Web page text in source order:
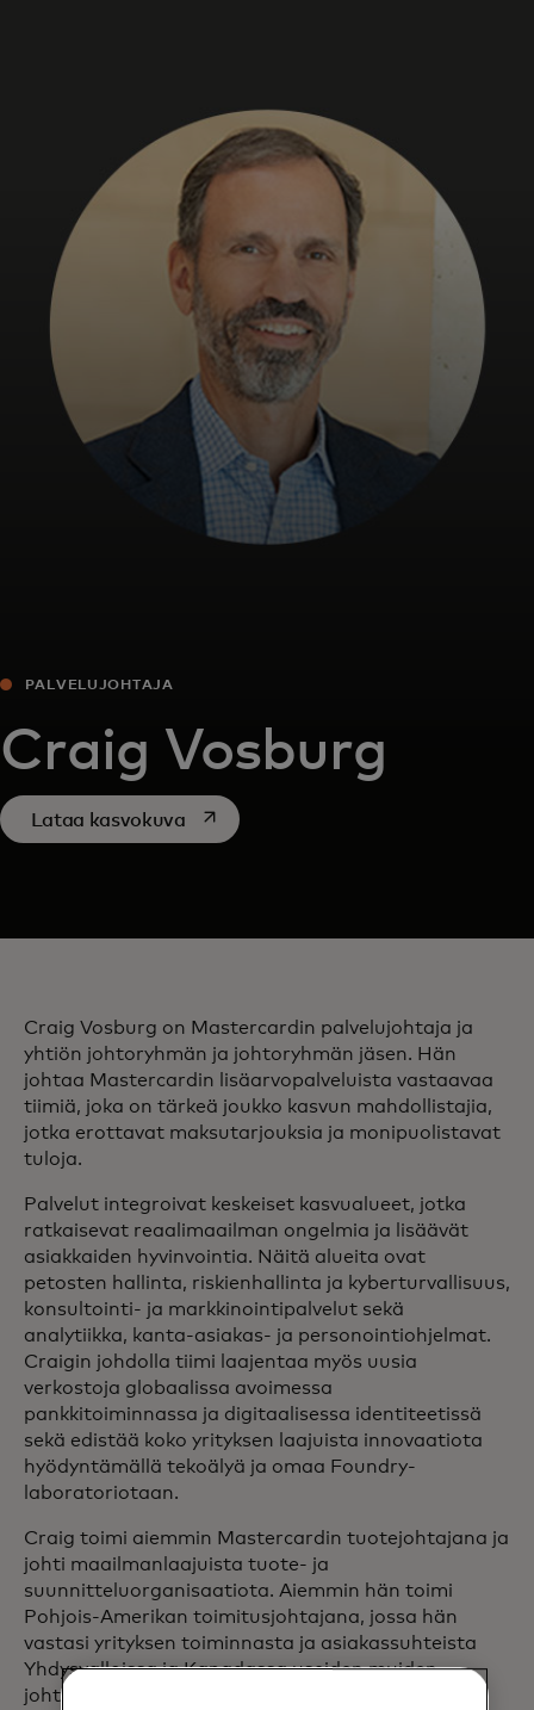
Maailmalle
Innovaattoreille
Uutiset ja trendit
PALVELUJOHTAJA
Craig Vosburg
Lataa kasvokuvaopens in a new tab
Craig Vosburg on Mastercardin palvelujohtaja ja
yhtiön johtoryhmän ja johtoryhmän jäsen. Hän
johtaa Mastercardin lisäarvopalveluista vastaavaa
tiimiä, joka on tärkeä joukko kasvun mahdollistajia,
jotka erottavat maksutarjouksia ja monipuolistavat
tuloja.
Palvelut integroivat keskeiset kasvualueet, jotka
ratkaisevat reaalimaailman ongelmia ja lisäävät
asiakkaiden hyvinvointia. Näitä alueita ovat
petosten hallinta, riskienhallinta ja kyberturvallisuus,
konsultointi- ja markkinointipalvelut sekä
analytiikka, kanta-asiakas- ja personointiohjelmat.
Craigin johdolla tiimi laajentaa myös uusia
verkostoja globaalissa avoimessa
pankkitoiminnassa ja digitaalisessa identiteetissä
sekä edistää koko yrityksen laajuista innovaatiota
hyödyntämällä tekoälyä ja omaa Foundry-
laboratoriotaan.
Craig toimi aiemmin Mastercardin tuotejohtajana ja
johti maailmanlaajuista tuote- ja
suunnitteluorganisaatiota. Aiemmin hän toimi
Pohjois-Amerikan toimitusjohtajana, jossa hän
vastasi yrityksen toiminnasta ja asiakassuhteista
Yhdysvalloissa ja Kanadassa useiden muiden
johtotehtävien ohella.